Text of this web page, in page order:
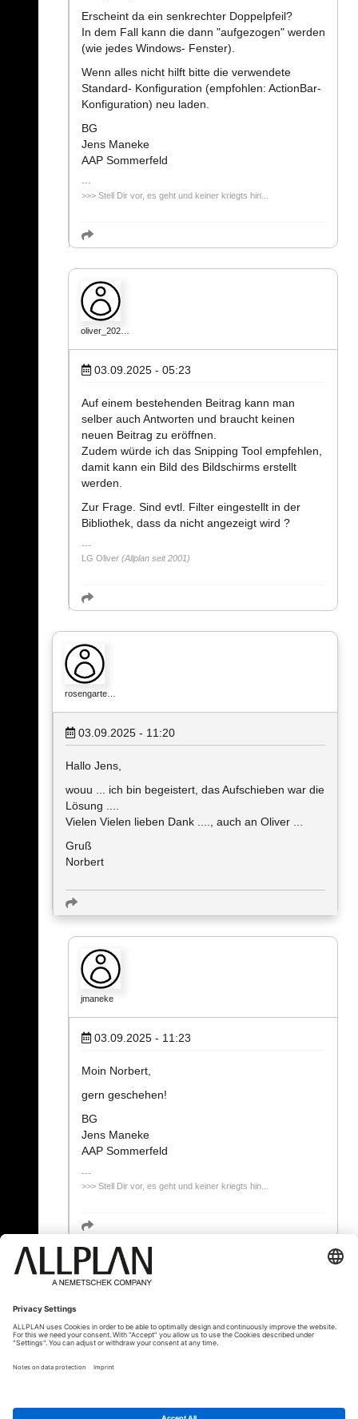
Erscheint da ein senkrechter Doppelpfeil?
In dem Fall kann die dann "aufgezogen" werden
(wie jedes Windows- Fenster).
Wenn alles nicht hilft bitte die verwendete
Standard- Konfiguration (empfohlen: ActionBar-
Konfiguration) neu laden.
BG
Jens Maneke
AAP Sommerfeld
>>> Stell Dir vor, es geht und keiner kriegts hin...
oliver_202…
03.09.2025 - 05:23
Auf einem bestehenden Beitrag kann man
selber auch Antworten und braucht keinen
neuen Beitrag zu eröffnen.
Zudem würde ich das Snipping Tool empfehlen,
damit kann ein Bild des Bildschirms erstellt
werden.
Zur Frage. Sind evtl. Filter eingestellt in der
Bibliothek, dass da nicht angezeigt wird ?
LG Oliver (Allplan seit 2001)
rosengarte…
03.09.2025 - 11:20
Hallo Jens,
wouu ... ich bin begeistert, das Aufschieben war die
Lösung ....
Vielen Vielen lieben Dank ...., auch an Oliver ...
Gruß
Norbert
jmaneke
03.09.2025 - 11:23
Moin Norbert,
gern geschehen!
BG
Jens Maneke
AAP Sommerfeld
>>> Stell Dir vor, es geht und keiner kriegts hin...
« Zurück